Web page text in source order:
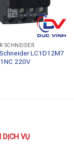
SCHNEIDER
LC1D12M7
220V
VỤ